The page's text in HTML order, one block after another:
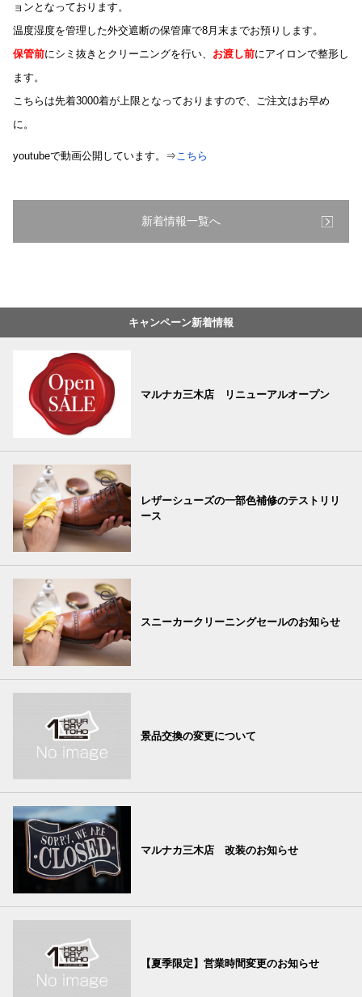
ョンとなっております。
温度湿度を管理した外交遮断の保管庫で8月末までお預りします。
保管前にシミ抜きとクリーニングを行い、 お渡し前にアイロンで整形し
ます。
こちらは先着3000着が上限となっておりますので、ご注文はお早め
に。
youtubeで動画公開しています。⇒こちら
新着情報一覧へ
キャンペーン新着情報
マルナカ三木店 リニューアルオープン
レザーシューズの一部色補修のテストリリ
ース
スニーカークリーニングセールのお知らせ
景品交換の変更について
マルナカ三木店 改装のお知らせ
【夏季限定】営業時間変更のお知らせ